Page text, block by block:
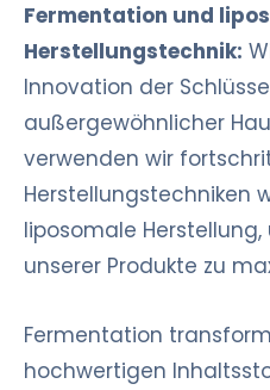
Fermentation und
Herstellungstechnik:
Innovation der
außergewöhnlicher
verwenden wir
Herstellungstechniken
liposomale
unserer Produkte zu
Fermentation
hochwertigen